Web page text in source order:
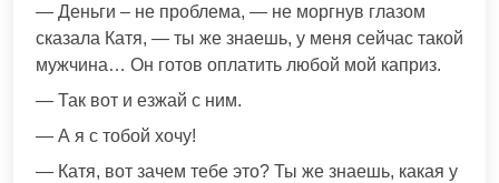
— Деньги – не проблема, — не моргнув глазом
сказала Катя, — ты же знаешь, у меня сейчас такой
мужчина… Он готов оплатить любой мой каприз.
— Так вот и езжай с ним.
— А я с тобой хочу!
— Катя, вот зачем тебе это? Ты же знаешь, какая у